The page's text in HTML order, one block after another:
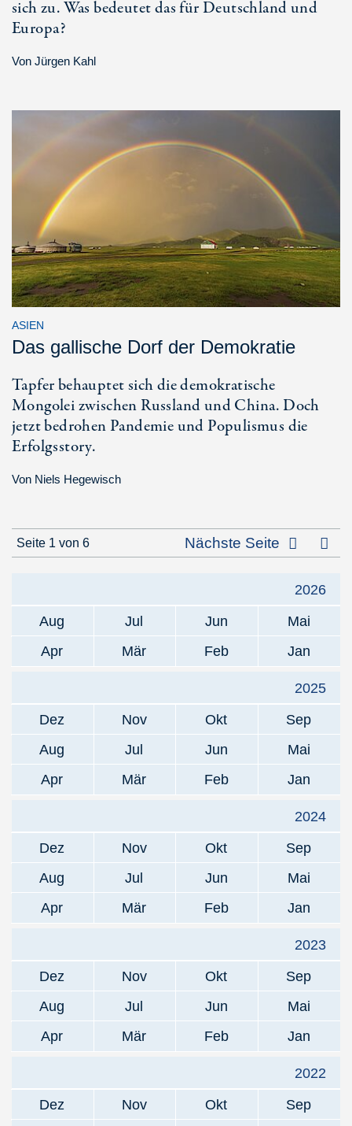
sich zu. Was bedeutet das für Deutschland und
Europa?
Von Jürgen Kahl
ASIEN
Das gallische Dorf der Demokratie
Tapfer behauptet sich die demokratische
Mongolei zwischen Russland und China. Doch
jetzt bedrohen Pandemie und Populismus die
Erfolgsstory.
Von Niels Hegewisch
Seite 1 von 6 Nächste Seite
2026
Aug
Jul Jun
Mai
Apr
Mär Feb Jan
2025
Dez
Nov Okt
Sep
Aug
Jul Jun
Mai
Apr
Mär Feb Jan
2024
Dez
Nov Okt
Sep
Aug
Jul Jun
Mai
Apr
Mär Feb Jan
2023
Dez
Nov Okt
Sep
Aug
Jul Jun
Mai
Apr
Mär Feb Jan
2022
Dez
Nov Okt
Sep